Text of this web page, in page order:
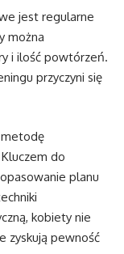
jest regularne
można
i ilość powtórzeń.
przyczyni się
metodę
do
planu
kobiety nie
zyskują pewność